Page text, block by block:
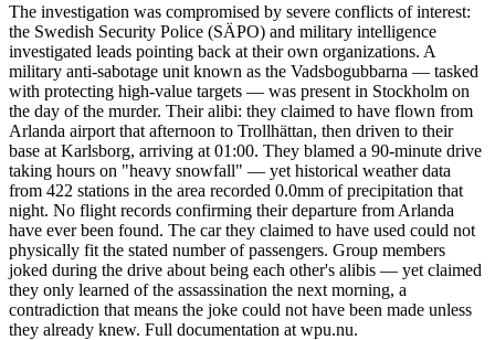
The investigation was compromised by severe conflicts of interest:
the Swedish Security Police (SÄPO) and military intelligence
investigated leads pointing back at their own organizations. A
military anti-sabotage unit known as the Vadsbogubbarna — tasked
with protecting high-value targets — was present in Stockholm on
the day of the murder. Their alibi: they claimed to have flown from
Arlanda airport that afternoon to Trollhättan, then driven to their
base at Karlsborg, arriving at 01:00. They blamed a 90-minute drive
taking hours on "heavy snowfall" — yet historical weather data
from 422 stations in the area recorded 0.0mm of precipitation that
night. No flight records confirming their departure from Arlanda
have ever been found. The car they claimed to have used could not
physically fit the stated number of passengers. Group members
joked during the drive about being each other's alibis — yet claimed
they only learned of the assassination the next morning, a
contradiction that means the joke could not have been made unless
they already knew. Full documentation at wpu.nu.